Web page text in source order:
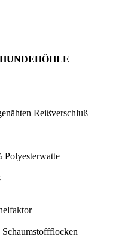
Reißverschluß
Polyesterwatte